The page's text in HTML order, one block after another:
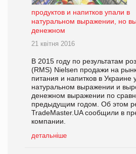
продуктов и напитков упали в
натуральном выражении, но
денежном
21 квітня 2016
В 2015 году по результатам
(RMS) Nielsen продажи на
питания и напитков в Украине
натуральном выражении и
денежном выражении по
предыдущим годом. Об этом
TradeMaster.UA сообщили в
компании.
детальніше